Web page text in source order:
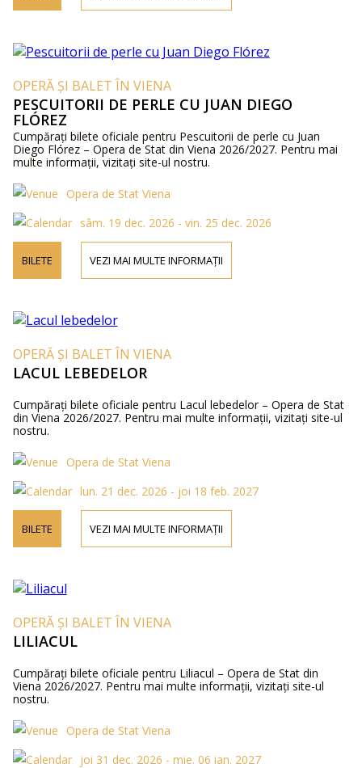
OPERĂ ȘI BALET ÎN VIENA
PESCUITORII DE PERLE CU JUAN DIEGO
FLÓREZ
Cumpărați bilete oficiale pentru Pescuitorii de perle cu Juan
Diego Flórez – Opera de Stat din Viena 2026/2027. Pentru mai
multe informații, vizitați site-ul nostru.
Opera de Stat Viena
sâm. 19 dec. 2026 - vin. 25 dec. 2026
BILETE VEZI MAI MULTE INFORMAȚII
OPERĂ ȘI BALET ÎN VIENA
LACUL LEBEDELOR
Cumpărați bilete oficiale pentru Lacul lebedelor – Opera de Stat
din Viena 2026/2027. Pentru mai multe informații, vizitați site-ul
nostru.
Opera de Stat Viena
lun. 21 dec. 2026 - joi 18 feb. 2027
BILETE VEZI MAI MULTE INFORMAȚII
OPERĂ ȘI BALET ÎN VIENA
LILIACUL
Cumpărați bilete oficiale pentru Liliacul – Opera de Stat din
Viena 2026/2027. Pentru mai multe informații, vizitați site-ul
nostru.
Opera de Stat Viena
joi 31 dec. 2026 - mie. 06 ian. 2027